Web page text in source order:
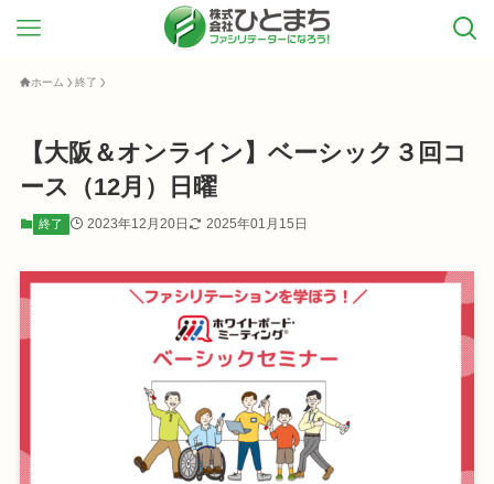
ホーム 終了
【大阪＆オンライン】ベーシック３回コ
ース（12月）日曜
終了 2023年12月20日 2025年01月15日